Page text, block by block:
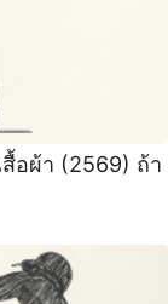
อผ้า (2569) ถ้า